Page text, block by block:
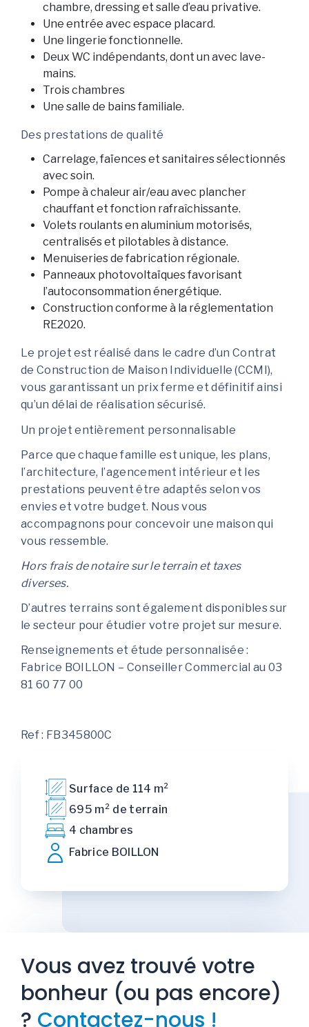
chambre, dressing et salle d’eau privative.
Une entrée avec espace placard.
Une lingerie fonctionnelle.
Deux WC indépendants, dont un avec lave-
mains.
Trois chambres
Une salle de bains familiale.
Des prestations de qualité
Carrelage, faïences et sanitaires sélectionnés
avec soin.
Pompe à chaleur air/eau avec plancher
chauffant et fonction rafraîchissante.
Volets roulants en aluminium motorisés,
centralisés et pilotables à distance.
Menuiseries de fabrication régionale.
Panneaux photovoltaïques favorisant
l’autoconsommation énergétique.
Construction conforme à la réglementation
RE2020.
Le projet est réalisé dans le cadre d’un Contrat
de Construction de Maison Individuelle (CCMI),
vous garantissant un prix ferme et définitif ainsi
qu’un délai de réalisation sécurisé.
Un projet entièrement personnalisable
Parce que chaque famille est unique, les plans,
l’architecture, l’agencement intérieur et les
prestations peuvent être adaptés selon vos
envies et votre budget. Nous vous
accompagnons pour concevoir une maison qui
vous ressemble.
Hors frais de notaire sur le terrain et taxes
diverses.
D’autres terrains sont également disponibles sur
le secteur pour étudier votre projet sur mesure.
Renseignements et étude personnalisée :
Fabrice BOILLON – Conseiller Commercial au 03
81 60 77 00
Ref : FB345800C
Surface de 114 m²
695 m² de terrain
4 chambres
Fabrice BOILLON
Vous avez trouvé votre
bonheur (ou pas encore)
? Contactez-nous !